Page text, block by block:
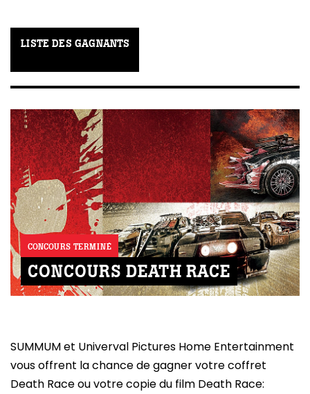
LISTE DES GAGNANTS
CONCOURS TERMINÉ
CONCOURS DEATH RACE
SUMMUM et Univerval Pictures Home Entertainment
vous offrent la chance de gagner votre coffret
Death Race ou votre copie du film Death Race: